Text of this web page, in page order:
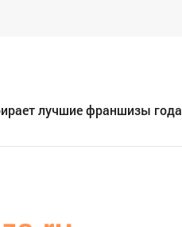
лучшие франшизы года